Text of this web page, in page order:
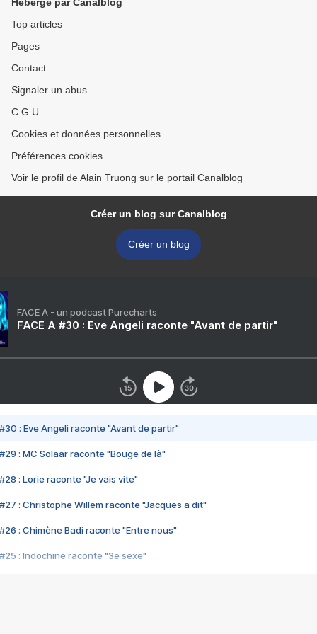
Top articles
Pages
Contact
Signaler un abus
C.G.U.
Cookies et données personnelles
Préférences cookies
Voir le profil de Alain Truong sur le portail Canalblog
Créer un blog sur Canalblog
Créer un blog
FACE A - un podcast Purecharts
FACE A #30 : Eve Angeli raconte "Avant de partir"
#30 : Eve Angeli raconte "Avant de partir"
#29 : MC Solaar raconte "Bouge de là"
#28 : Lorie raconte "Je vais vite"
#27 : Christophe Willem raconte "Jacques a dit"
#26 : Chimène Badi raconte "Entre nous"
#25 : Indochine raconte "3e sexe"